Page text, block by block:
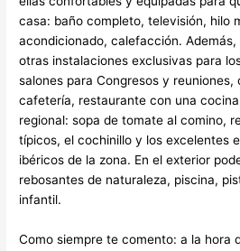
casa: baño completo, televisión, hilo
acondicionado, calefacción.
otras instalaciones exclusivas para
salones para Congresos y reuniones,
cafetería, restaurante con una
regional: sopa de tomate al comino,
típicos, el cochinillo y los excelentes
ibéricos de la zona. En el exterior
rebosantes de naturaleza, piscina,
infantil.
Como siempre te comento: a la hora